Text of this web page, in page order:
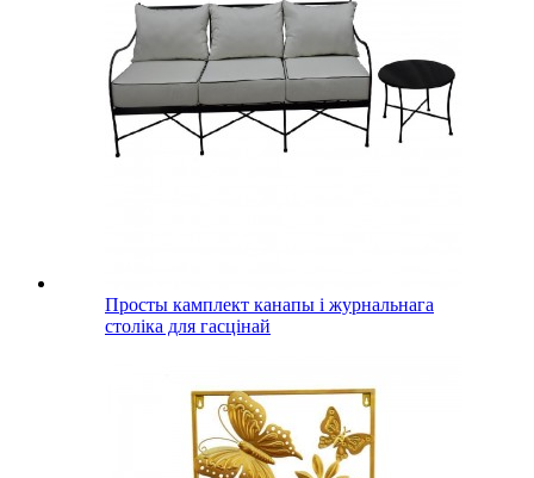
Просты камплект канапы і журнальнага
століка для гасцінай